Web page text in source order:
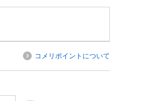
コメリポイントについて